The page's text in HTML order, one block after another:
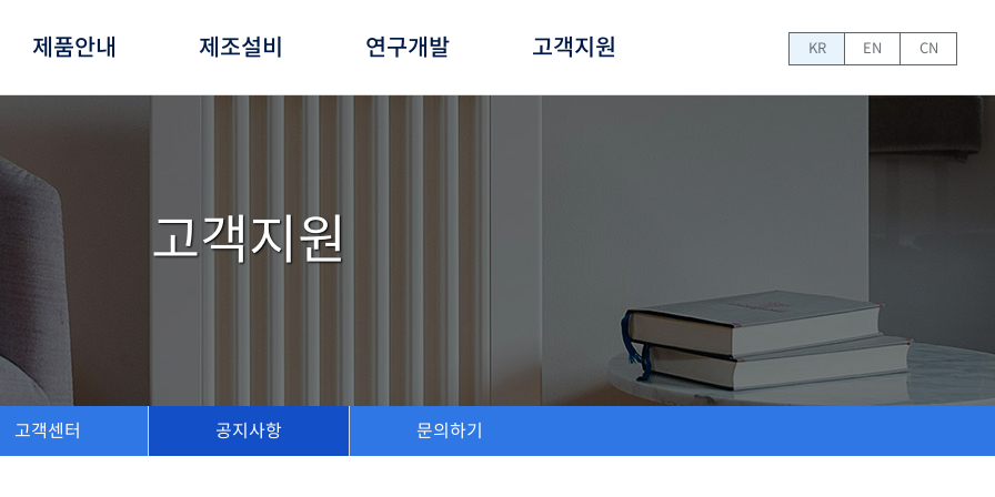
KR EN CN
제품안내 제조설비 연구개발 고객지원
고객지원
고객센터 공지사항 문의하기